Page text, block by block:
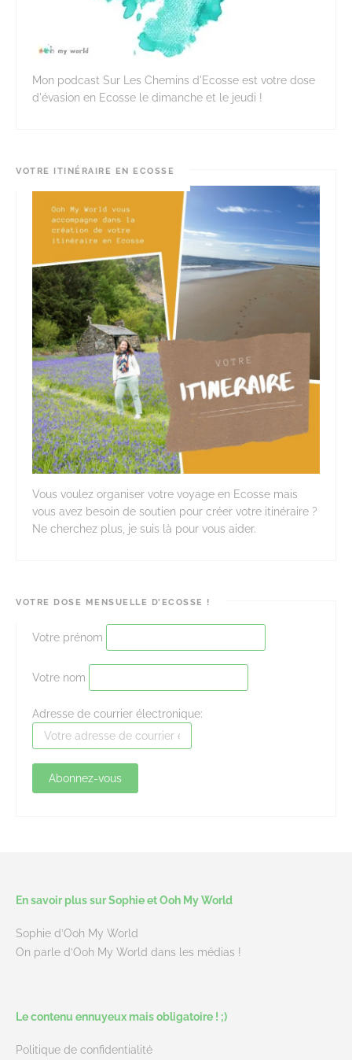
Mon podcast Sur Les Chemins d'Ecosse est votre dose
d'évasion en Ecosse le dimanche et le jeudi !
VOTRE ITINÉRAIRE EN ECOSSE
Vous voulez organiser votre voyage en Ecosse mais
vous avez besoin de soutien pour créer votre itinéraire ?
Ne cherchez plus, je suis là pour vous aider.
VOTRE DOSE MENSUELLE D’ECOSSE !
Votre prénom
Votre nom
Adresse de courrier électronique:
En savoir plus sur Sophie et Ooh My World
Sophie d’Ooh My World
On parle d’Ooh My World dans les médias !
Le contenu ennuyeux mais obligatoire ! ;)
Politique de confidentialité